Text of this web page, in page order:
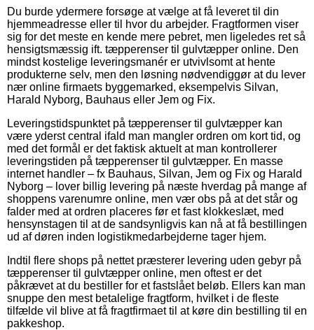
Du burde ydermere forsøge at vælge at få leveret til din
hjemmeadresse eller til hvor du arbejder. Fragtformen viser
sig for det meste en kende mere pebret, men ligeledes ret så
hensigtsmæssig ift. tæpperenser til gulvtæpper online. Den
mindst kostelige leveringsmanér er utvivlsomt at hente
produkterne selv, men den løsning nødvendiggør at du lever
nær online firmaets byggemarked, eksempelvis Silvan,
Harald Nyborg, Bauhaus eller Jem og Fix.
Leveringstidspunktet på tæpperenser til gulvtæpper kan
være yderst central ifald man mangler ordren om kort tid, og
med det formål er det faktisk aktuelt at man kontrollerer
leveringstiden på tæpperenser til gulvtæpper. En masse
internet handler – fx Bauhaus, Silvan, Jem og Fix og Harald
Nyborg – lover billig levering på næste hverdag på mange af
shoppens varenumre online, men vær obs på at det står og
falder med at ordren placeres før et fast klokkeslæt, med
hensynstagen til at de sandsynligvis kan nå at få bestillingen
ud af døren inden logistikmedarbejderne tager hjem.
Indtil flere shops på nettet præsterer levering uden gebyr på
tæpperenser til gulvtæpper online, men oftest er det
påkrævet at du bestiller for et fastslået beløb. Ellers kan man
snuppe den mest betalelige fragtform, hvilket i de fleste
tilfælde vil blive at få fragtfirmaet til at køre din bestilling til en
pakkeshop.